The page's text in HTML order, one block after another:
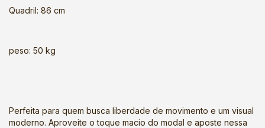
Quadril: 86 cm
peso: 50 kg
Perfeita para quem busca liberdade de movimento e um visual
moderno. Aproveite o toque macio do modal e aposte nessa